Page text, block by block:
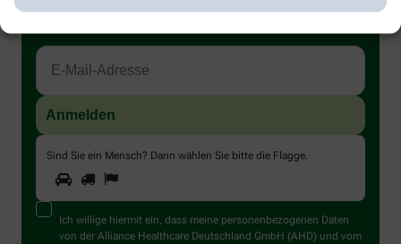
melden Sie sich an.
Sind Sie ein Mensch? Dann wählen Sie bitte die Flagge.
Sind
Sie
ein
Mensch?
Dann
1 2
Ich willige hiermit ein, dass meine personenbezogenen Daten
von der Alliance Healthcare Deutschland GmbH (AHD) und vom